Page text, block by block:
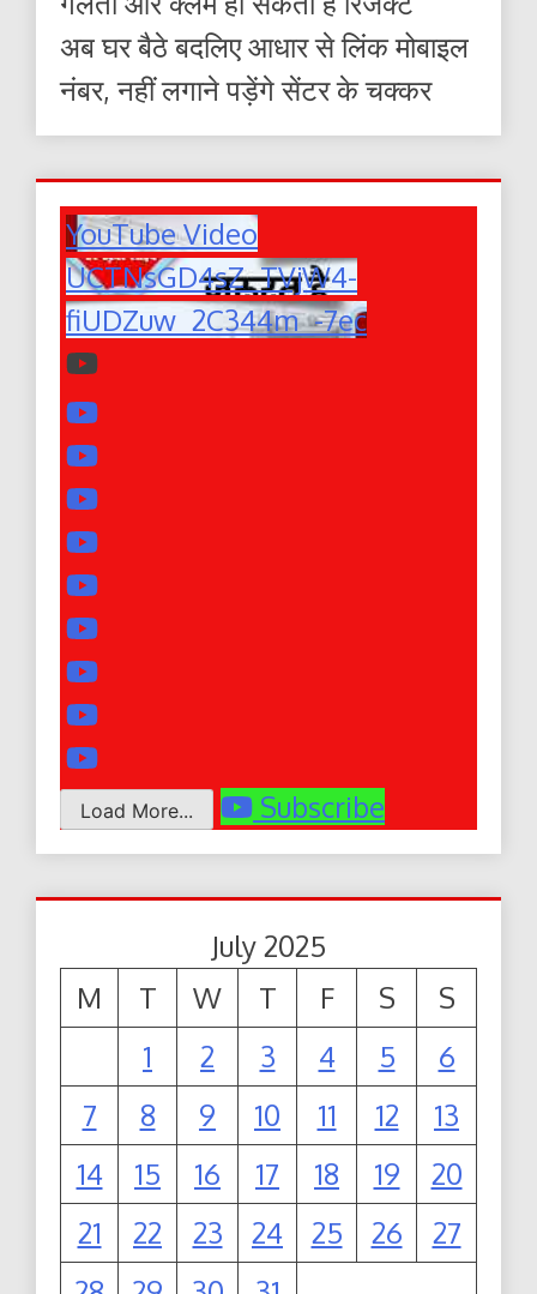
अब घर बैठे बदलिए आधार से लिंक मोबाइल
नंबर, नहीं लगाने पड़ेंगे सेंटर के चक्कर
YouTube Video
UCTNsGD4sZ_TVjW4-
fiUDZuw_2C344m_-7ec
Load More... Subscribe
July 2025
M
T W T F S
S
1
2 3 4 5
6
7
8 9 10 11 12
13
14
15 16 17 18 19
20
21
22 23 24 25 26
27